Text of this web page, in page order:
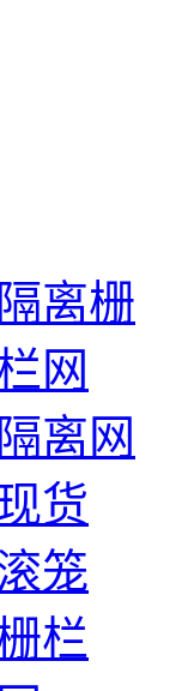
离栅
网
离网
货
笼
栏